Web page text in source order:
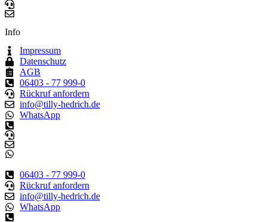
Info
Impressum
Datenschutz
AGB
06403 - 77 999-0
Rückruf anfordern
info@tilly-hedrich.de
WhatsApp
06403 - 77 999-0
Rückruf anfordern
info@tilly-hedrich.de
WhatsApp